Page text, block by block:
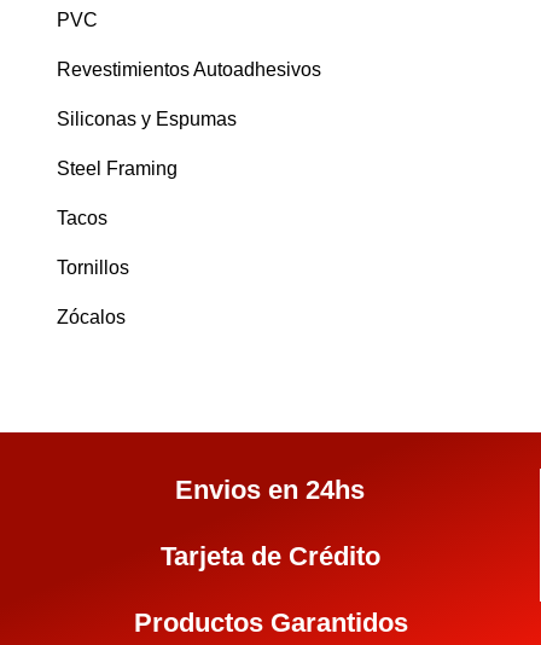
PVC
Revestimientos Autoadhesivos
Siliconas y Espumas
Steel Framing
Tacos
Tornillos
Zócalos
Envios en 24hs
Tarjeta de Crédito
Productos Garantidos